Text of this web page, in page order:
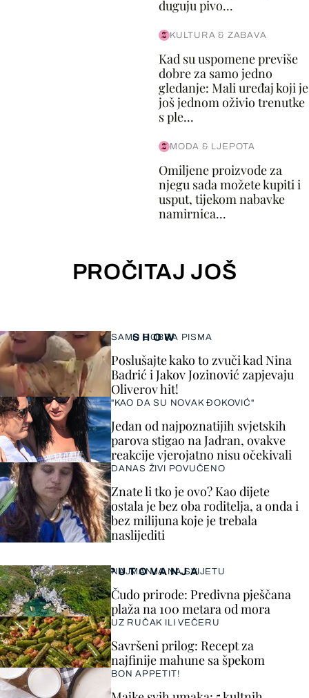
duguju pivo...
KULTURA & ZABAVA
Kad su uspomene previše
dobre za samo jedno
gledanje: Mali uređaj koji je
još jednom oživio trenutke
s ple...
MODA & LJEPOTA
Omiljene proizvode za
njegu sada možete kupiti i
usput, tijekom nabavke
namirnica...
PROČITAJ JOŠ
SHOW
SAMO DOBRA PISMA
Poslušajte kako to zvuči kad Nina
Badrić i Jakov Jozinović zapjevaju
Oliverov hit!
"KAO DA SU NOVAK ĐOKOVIĆ"
Jedan od najpoznatijih svjetskih
parova stigao na Jadran, ovakve
reakcije vjerojatno nisu očekivali
DANAS ŽIVI POVUČENO
Znate li tko je ovo? Kao dijete
ostala je bez oba roditelja, a onda i
bez milijuna koje je trebala
naslijediti
PUTOVANJA
NAJMANJA NA SVIJETU
Čudo prirode: Predivna pješčana
plaža na 100 metara od mora
UZ RUČAK ILI VEČERU
Savršeni prilog: Recept za
najfinije mahune sa špekom
BON APPETIT!